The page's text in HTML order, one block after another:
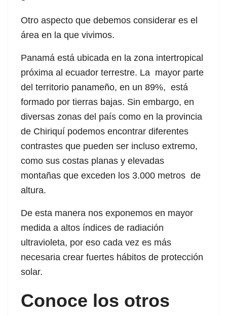
giriş
giriş
Otro aspecto que debemos considerar es el
área en la que vivimos.
Panamá está ubicada en la zona intertropical
próxima al ecuador terrestre. La mayor parte
del territorio panameño, en un 89%, está
formado por tierras bajas. Sin embargo, en
diversas zonas del país como en la provincia
de Chiriquí podemos encontrar diferentes
contrastes que pueden ser incluso extremo,
como sus costas planas y elevadas
montañas que exceden los 3.000 metros de
altura.
De esta manera nos exponemos en mayor
medida a altos índices de radiación
ultravioleta, por eso cada vez es más
necesaria crear fuertes hábitos de protección
solar.
Conoce los otros